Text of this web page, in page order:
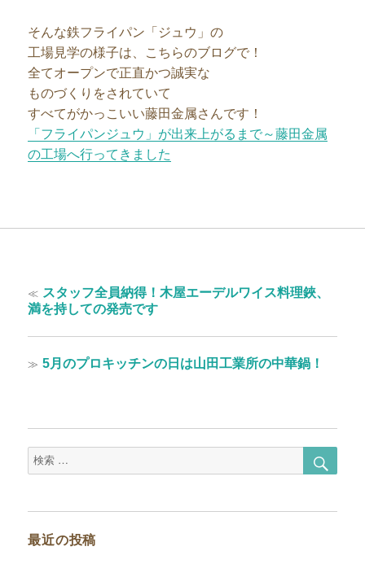
そんな鉄フライパン「ジュウ」の
工場見学の様子は、こちらのブログで！
全てオープンで正直かつ誠実な
ものづくりをされていて
すべてがかっこいい藤田金属さんです！
「フライパンジュウ」が出来上がるまで～藤田金属
の工場へ行ってきました
稿
ビ
シ
ョ
ン
≪ 過
去
投
稿:
スタッフ全員納得！木屋エーデルワイス料理鋏、
満を持しての発売です
≫ 次
5月のプロキッチンの日は山田工業所の中華鍋！
検
索
最近の投稿